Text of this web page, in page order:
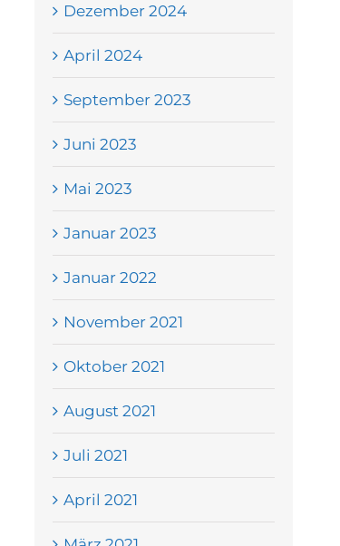
Dezember 2024
April 2024
September 2023
Juni 2023
Mai 2023
Januar 2023
Januar 2022
November 2021
Oktober 2021
August 2021
Juli 2021
April 2021